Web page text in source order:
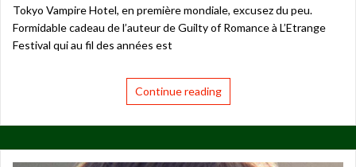
Tokyo Vampire Hotel, en première mondiale, excusez du peu.
Formidable cadeau de l’auteur de Guilty of Romance à L’Etrange
Festival qui au fil des années est
Continue reading